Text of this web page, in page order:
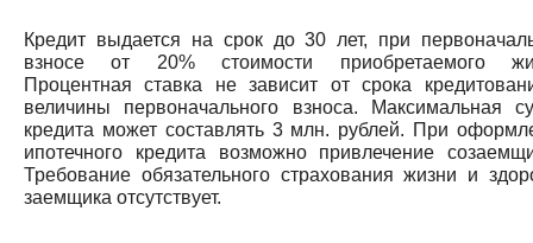
Кредит выдается на срок до 30 лет, при
взносе от 20% стоимости приобретаемого
Процентная ставка не зависит от срока
величины первоначального взноса. Максимальная
кредита может составлять 3 млн. рублей. При
ипотечного кредита возможно привлечение
Требование обязательного страхования жизни и
заемщика отсутствует.